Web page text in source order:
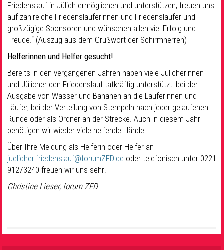
Friedenslauf in Jülich ermöglichen und unterstützen, freuen uns
auf zahlreiche Friedensläuferinnen und Friedensläufer und
großzügige Sponsoren und wünschen allen viel Erfolg und
Freude.“ (Auszug aus dem Grußwort der Schirmherren)
Helferinnen und Helfer gesucht!
Bereits in den vergangenen Jahren haben viele Jülicherinnen
und Jülicher den Friedenslauf tatkräftig unterstützt: bei der
Ausgabe von Wasser und Bananen an die Läuferinnen und
Läufer, bei der Verteilung von Stempeln nach jeder gelaufenen
Runde oder als Ordner an der Strecke. Auch in diesem Jahr
benötigen wir wieder viele helfende Hände.
Über Ihre Meldung als Helferin oder Helfer an
juelicher.friedenslauf@forumZFD.de oder telefonisch unter 0221
91273240 freuen wir uns sehr!
Christine Lieser, forum ZFD